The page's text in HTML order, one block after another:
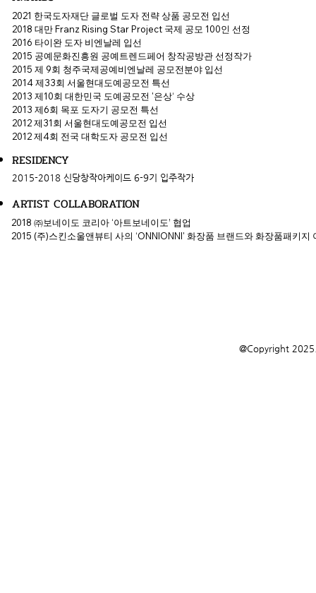
2021 한국도자재단 글로벌 도자 전략 상품 공모전 입선
2018 대만 Franz Rising Star Project 국제 공모 100인 선정
2016 타이완 도자 비엔날레 입선
2015 공예문화진흥원 공예트렌드페어 창작공방관 선정작가
2015 제 9회 청주국제공예비엔날레 공모전분야 입선
2014 제33회 서울현대도예공모전 특선
2013 제10회 대한민국 도예공모전 '은상‘ 수상
2013 제6회 목포 도자기 공모전 특선
2012 제31회 서울현대도예공모전 입선
2012 제4회 전국 대학도자 공모전 입선
RESIDENCY
2015-2018 신당창작아케이드 6-9기 입주작가
ARTIST COLLABORATION
2018 ㈜보네이도 코리아 ‘아트보네이도’ 협업
2015 (주)스킨소울앤뷰티 사의 ‘ONNIONNI' 화장품 브랜드와 화장품패키지
@Copyright